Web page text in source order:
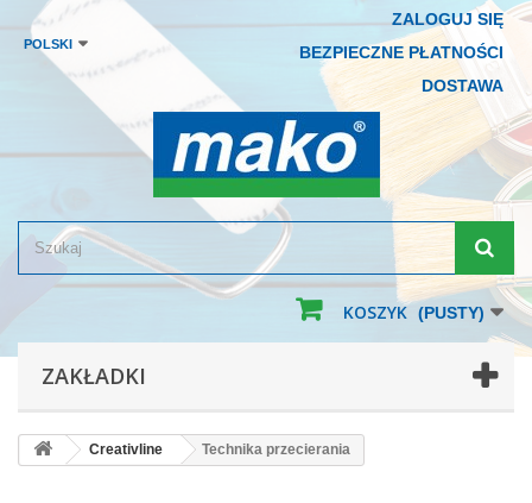
ZALOGUJ SIĘ
BEZPIECZNE PŁATNOŚCI
DOSTAWA
POLSKI
KOSZYK (PUSTY)
ZAKŁADKI
Creativline Technika przecierania